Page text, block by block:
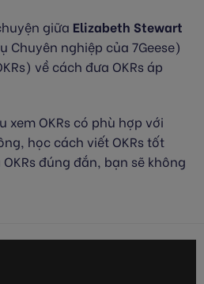
giữa Elizabeth Stewart
Chuyên nghiệp của 7Geese)
về cách đưa OKRs áp
xem OKRs có phù hợp với
học cách viết OKRs tốt
đúng đắn, bạn sẽ không